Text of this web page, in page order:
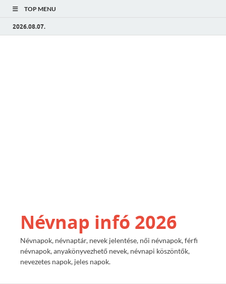
TOP MENU
2026.08.07.
Névnap infó 2026
Névnapok, névnaptár, nevek jelentése, női névnapok, férfi
névnapok, anyakönyvezhető nevek, névnapi köszöntők,
nevezetes napok, jeles napok.